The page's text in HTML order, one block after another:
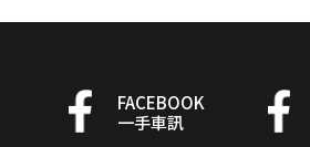
FACEBOOK
一手車訊